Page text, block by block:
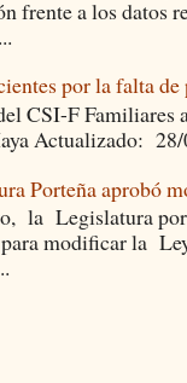
frente a los datos
por la falta
CSI-F Familiares
Actualizado:
Porteña aprobó
la Legislatura
modificar la